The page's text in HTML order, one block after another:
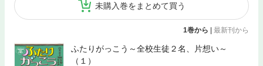
未購入巻をまとめて買う
1巻から | 最新刊から
ふたりがっこう～全校生徒２名、片想い～
（１）